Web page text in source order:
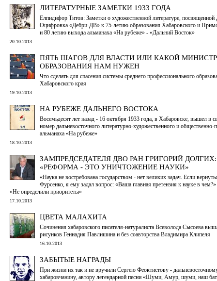
ЛИТЕРАТУРНЫЕ ЗАМЕТКИ 1933 ГОДА
Елпидифор Титов: Заметки о художественной литературе,
Оцифровка «Дебри-ДВ» к 75-летию образования Хабаровского и
и 80 летию выхода альманаха «На рубеже» - «Дальний Восток»
20.10.2013
ПЯТЬ ШАГОВ ДЛЯ ВЛАСТИ ИЛИ КАКОЙ МИНИСТР
ОБРАЗОВАНИЯ НАМ НУЖЕН
Что сделать для спасения системы среднего профессионального
Хабаровского края
19.10.2013
НА РУБЕЖЕ ДАЛЬНЕГО ВОСТОКА
Восемьдесят лет назад - 16 октября 1933 года, в Хабаровске, вышел в
номер дальневосточного литературно-художественного и общественно-
альманаха «На рубеже»
18.10.2013
ЗАМПРЕДСЕДАТЕЛЯ ДВО РАН ГРИГОРИЙ ДОЛГИХ:
«РЕФОРМА - ЭТО УНИЧТОЖЕНИЕ НАУКИ»
«Наука не востребована государством - нет великих задач. Если
Фурсенко, я ему задал вопрос: «Ваша главная претензия к науке в
«Не определили приоритеты»
17.10.2013
ЦВЕТА МАЛАХИТА
Сочинения хабаровского писателя-натуралиста Всеволода Сысоева
рисунков Геннадия Павлишина и без соавторства Владимира Клипеля
16.10.2013
ЗАБЫТЫЕ НАГРАДЫ
При жизни их так и не вручили Сергею Феоктистову -
хабаровчанину, автору легендарной песни «Шуми, Амур, шуми, наш